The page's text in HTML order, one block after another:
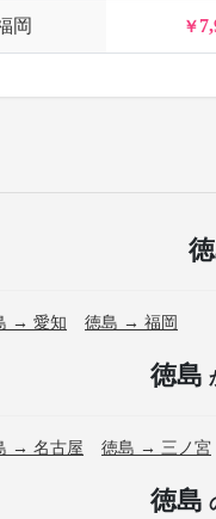
岡
→ 愛知 徳島 → 福岡
徳島
→ 名古屋 徳島 → 三ノ宮
徳島